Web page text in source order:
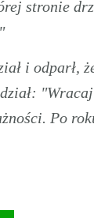
stronie
i odparł,
Po